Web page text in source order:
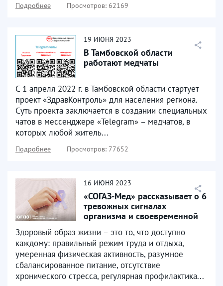
Подробнее Просмотров: 62169
19 ИЮНЯ 2023
В Тамбовской области
работают медчаты
С 1 апреля 2022 г. в Тамбовской области стартует
проект «ЗдравКонтроль» для населения региона.
Суть проекта заключается в создании специальных
чатов в мессенджере «Telegram» – медчатов, в
которых любой житель...
Подробнее Просмотров: 77652
16 ИЮНЯ 2023
«СОГАЗ-Мед» рассказывает о 6
тревожных сигналах
организма и своевременной
Здоровый образ жизни – это то, что доступно
каждому: правильный режим труда и отдыха,
умеренная физическая активность, разумное
сбалансированное питание, отсутствие
хронического стресса, регулярная профилактика...